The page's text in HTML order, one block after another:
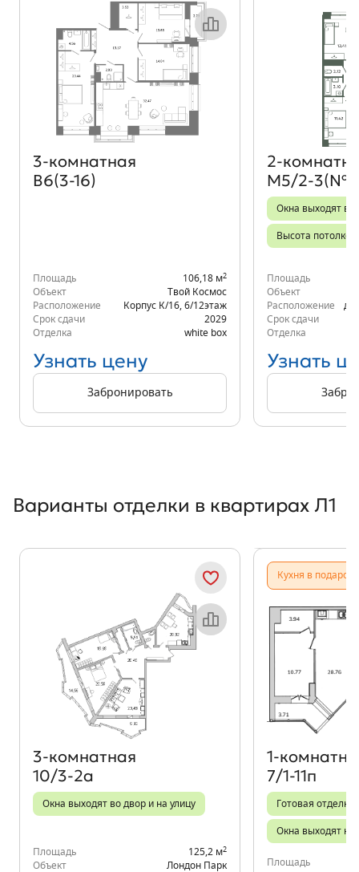
Объект месяца
3‑комнатная
В6(3-16)
Площадь 106,18 м2
Объект
Твой Космос
Расположение
Корпус К/16 6/12этаж
Срок сдачи
2029
Отделка
white box
Узнать цену
Забронировать
М5/2-
Окна выходят во
Высота
Площадь
Объект
Расположение
Срок сдачи
Отделка
Узнать
Варианты отделки в квартирах Л1
3‑комнатная
10/3-2а
Окна выходят во двор и на улицу
Площадь 125,2 м2
Объект Лондон Парк
Кухня в подарок
7/1-11п
Готовая отделка
Окна выходят на
Площадь